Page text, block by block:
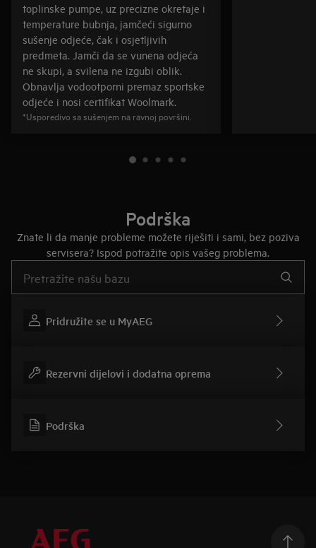
toplinske pumpe, uz precizne okretaje i
temperature bubnja, jamčeći sigurno
sušenje odjeće, čak i osjetljivih
predmeta. Jamči da se vunena odjeća
ne skupi, a svilena ne izgubi oblik.
Obnavlja vodootporni premaz sportske
odjeće i nosi certifikat Woolmark.
*Usporedivo sa sušenjem na ravnoj površini.
Podrška
Znate li da manje probleme možete riješiti i sami, bez poziva
servisera? Ispod potražite opis vašeg problema.
Pridružite se u MyAEG
Rezervni dijelovi i dodatna oprema
Podrška